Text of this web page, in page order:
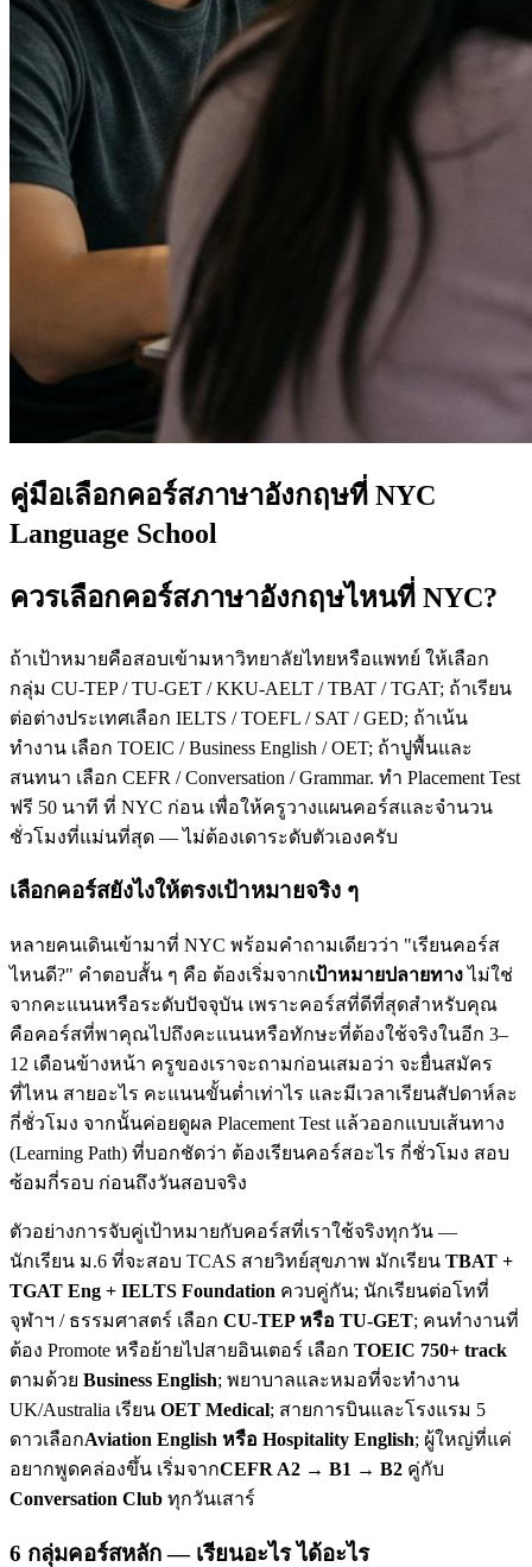
คู่มือเลือกคอร์สภาษาอังกฤษที่ NYC
Language School
ควรเลือกคอร์สภาษาอังกฤษไหนที่ NYC?
ถ้าเป้าหมายคือสอบเข้ามหาวิทยาลัยไทยหรือแพทย์ ให้เลือก
กลุ่ม CU-TEP / TU-GET / KKU-AELT / TBAT / TGAT; ถ้าเรียน
ต่อต่างประเทศเลือก IELTS / TOEFL / SAT / GED; ถ้าเน้น
ทำงาน เลือก TOEIC / Business English / OET; ถ้าปูพื้นและ
สนทนา เลือก CEFR / Conversation / Grammar. ทำ Placement Test
ฟรี 50 นาที ที่ NYC ก่อน เพื่อให้ครูวางแผนคอร์สและจำนวน
ชั่วโมงที่แม่นที่สุด — ไม่ต้องเดาระดับตัวเองครับ
เลือกคอร์สยังไงให้ตรงเป้าหมายจริง ๆ
หลายคนเดินเข้ามาที่ NYC พร้อมคำถามเดียวว่า "เรียนคอร์ส
ไหนดี?" คำตอบสั้น ๆ คือ ต้องเริ่มจากเป้าหมายปลายทางไม่ใช่
จากคะแนนหรือระดับปัจจุบัน เพราะคอร์สที่ดีที่สุดสำหรับคุณ
คือคอร์สที่พาคุณไปถึงคะแนนหรือทักษะที่ต้องใช้จริงในอีก 3–
12 เดือนข้างหน้า ครูของเราจะถามก่อนเสมอว่า จะยื่นสมัคร
ที่ไหน สายอะไร คะแนนขั้นต่ำเท่าไร และมีเวลาเรียนสัปดาห์ละ
กี่ชั่วโมง จากนั้นค่อยดูผล Placement Test แล้วออกแบบเส้นทาง
(Learning Path) ที่บอกชัดว่า ต้องเรียนคอร์สอะไร กี่ชั่วโมง สอบ
ซ้อมกี่รอบ ก่อนถึงวันสอบจริง
ตัวอย่างการจับคู่เป้าหมายกับคอร์สที่เราใช้จริงทุกวัน —
นักเรียน ม.6 ที่จะสอบ TCAS สายวิทย์สุขภาพ มักเรียน TBAT +
TGAT Eng + IELTS Foundation ควบคู่กัน; นักเรียนต่อโทที่
จุฬาฯ / ธรรมศาสตร์ เลือก CU-TEP หรือ TU-GET; คนทำงานที่
ต้อง Promote หรือย้ายไปสายอินเตอร์ เลือก TOEIC 750+ track
ตามด้วย Business English; พยาบาลและหมอที่จะทำงาน
UK/Australia เรียน OET Medical; สายการบินและโรงแรม 5
ดาวเลือกAviation English หรือ Hospitality English; ผู้ใหญ่ที่แค่
อยากพูดคล่องขึ้น เริ่มจากCEFR A2 → B1 → B2 คู่กับ
Conversation Club ทุกวันเสาร์
6 กลุ่มคอร์สหลัก — เรียนอะไร ได้อะไร